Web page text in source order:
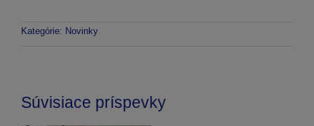
Kategórie: Novinky
Súvisiace príspevky